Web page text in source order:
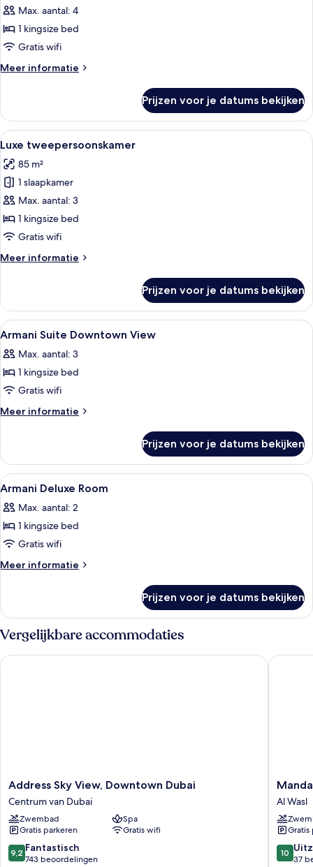
studio
suite
laden
Max. aantal: 4
1 kingsize bed
Gratis wifi
Meer informatie
Meer
studio
suite
Prijzen voor je datums bekijken
Alle
foto's
voor
Luxe
tweepersoonskamer
laden
Een moderne woonkamer met een
4
Luxe tweepersoonskamer
85 m²
1 slaapkamer
Max. aantal: 3
1 kingsize bed
Gratis wifi
Meer informatie
Meer
tweepersoonskamer
Prijzen voor je datums bekijken
Alle
foto's
voor
Armani
Suite
Downtown
Luxe beddengoed, donzen
8
Armani Suite Downtown View
Max. aantal: 3
1 kingsize bed
Gratis wifi
Meer informatie
Meer
Suite
Downtown
View
Prijzen voor je datums bekijken
Alle
foto's
voor
Armani
Deluxe
Room
Luxe beddengoed, donzen
8
Armani Deluxe Room
Max. aantal: 2
1 kingsize bed
Gratis wifi
Meer informatie
Meer
Deluxe
Prijzen voor je datums bekijken
Vergelijkbare accommodaties
Address
Sky
View,
Downtown
Dubai
Centrum
van
Address Sky View, Downtown Dubai
Centrum van Dubai
Zwembad
Spa
Gratis parkeren
Gratis wifi
9.2
van
9,2 Fantastisch
743 beoordelingen
Address Sky View, Downtown Dubai
Oriental
Dubai
Al
Wasl
Al Wasl
Gratis
10.0
van
10
37